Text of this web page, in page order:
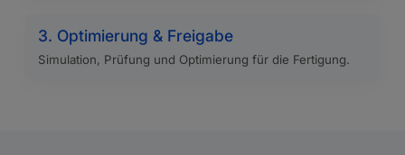
3. Optimierung & Freigabe
Simulation, Prüfung und Optimierung für die Fertigung.